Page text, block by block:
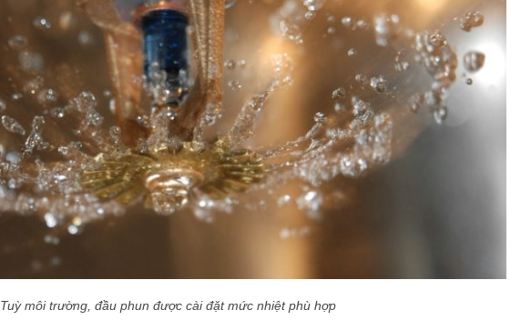
Tuỳ môi trường, đầu phun được cài đặt mức nhiệt phù hợp